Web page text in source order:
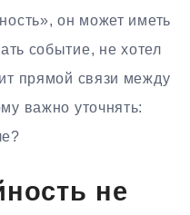
он может иметь
событие, не хотел
прямой связи между
важно уточнять:
не